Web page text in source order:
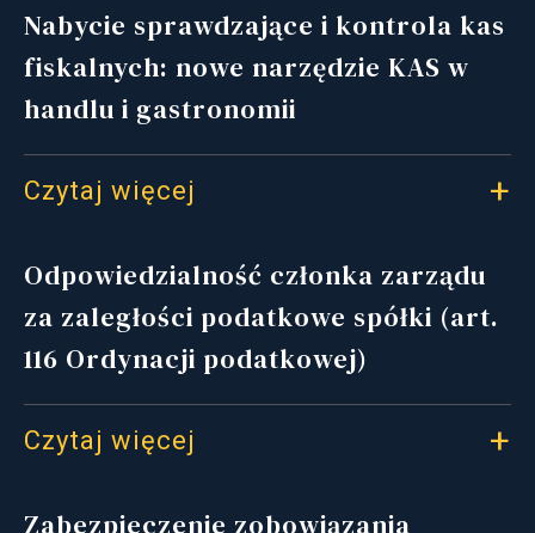
Nabycie sprawdzające i kontrola kas
fiskalnych: nowe narzędzie KAS w
handlu i gastronomii
Czytaj więcej
Odpowiedzialność członka zarządu
za zaległości podatkowe spółki (art.
116 Ordynacji podatkowej)
Czytaj więcej
Zabezpieczenie zobowiązania